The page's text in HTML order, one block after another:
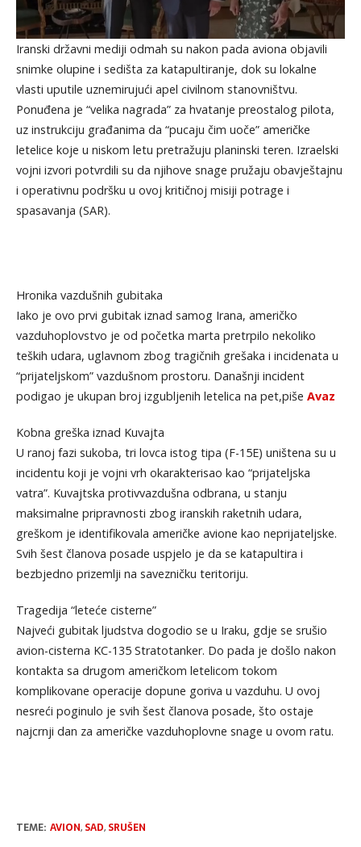
Iranski državni mediji odmah su nakon pada aviona objavili
snimke olupine i sedišta za katapultiranje, dok su lokalne
vlasti uputile uznemirujući apel civilnom stanovništvu.
Ponuđena je “velika nagrada” za hvatanje preostalog pilota,
uz instrukciju građanima da “pucaju čim uoče” američke
letelice koje u niskom letu pretražuju planinski teren. Izraelski
vojni izvori potvrdili su da njihove snage pružaju obavještajnu
i operativnu podršku u ovoj kritičnoj misiji potrage i
spasavanja (SAR).
Hronika vazdušnih gubitaka
Iako je ovo prvi gubitak iznad samog Irana, američko
vazduhoplovstvo je od početka marta pretrpilo nekoliko
teških udara, uglavnom zbog tragičnih grešaka i incidenata u
“prijateljskom” vazdušnom prostoru. Današnji incident
podigao je ukupan broj izgubljenih letelica na pet,piše Avaz
Kobna greška iznad Kuvajta
U ranoj fazi sukoba, tri lovca istog tipa (F-15E) uništena su u
incidentu koji je vojni vrh okarakterisao kao “prijateljska
vatra”. Kuvajtska protivvazdušna odbrana, u stanju
maksimalne pripravnosti zbog iranskih raketnih udara,
greškom je identifikovala američke avione kao neprijateljske.
Svih šest članova posade uspjelo je da se katapultira i
bezbjedno prizemlji na savezničku teritoriju.
Tragedija “leteće cisterne”
Najveći gubitak ljudstva dogodio se u Iraku, gdje se srušio
avion-cisterna KC-135 Stratotanker. Do pada je došlo nakon
kontakta sa drugom američkom letelicom tokom
komplikovane operacije dopune goriva u vazduhu. U ovoj
nesreći poginulo je svih šest članova posade, što ostaje
najcrnji dan za američke vazduhoplovne snage u ovom ratu.
TEME: AVION, SAD, SRUŠEN